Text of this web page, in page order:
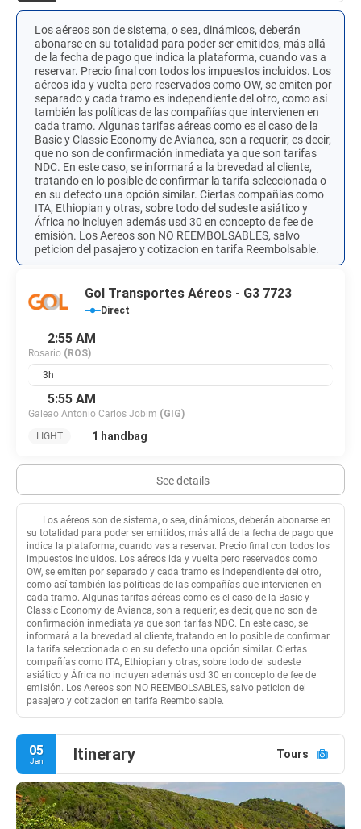
Los aéreos son de sistema, o sea, dinámicos, deberán
abonarse en su totalidad para poder ser emitidos, más allá
de la fecha de pago que indica la plataforma, cuando vas a
reservar.​ Precio final con todos los impuestos incluidos. Los
aéreos ida y vuelta pero reservados como OW, se emiten por
separado y cada tramo es independiente del otro, como así
también las políticas de las compañías que intervienen en
cada tramo. Algunas tarifas aéreas como es el caso de la
Basic y Classic Economy de Avianca, son a requerir, es decir,
que no son de confirmación inmediata ya que son tarifas
NDC. En este caso, se informará a la brevedad al cliente,
tratando en lo posible de confirmar la tarifa seleccionada o
en su defecto una opción similar. Ciertas compañías como
ITA, Ethiopian y otras, sobre todo del sudeste asiático y
África no incluyen además usd 30 en concepto de fee de
emisión. Los Aereos son NO REEMBOLSABLES, salvo
peticion del pasajero y cotizacion en tarifa Reembolsable.
Gol Transportes Aéreos - G3 7723
Direct
2:55 AM
Rosario (ROS)
3h
5:55 AM
Galeao Antonio Carlos Jobim (GIG)
LIGHT
1 handbag
See details
Los aéreos son de sistema, o sea, dinámicos, deberán abonarse en
su totalidad para poder ser emitidos, más allá de la fecha de pago que
indica la plataforma, cuando vas a reservar.​ Precio final con todos los
impuestos incluidos. Los aéreos ida y vuelta pero reservados como
OW, se emiten por separado y cada tramo es independiente del otro,
como así también las políticas de las compañías que intervienen en
cada tramo. Algunas tarifas aéreas como es el caso de la Basic y
Classic Economy de Avianca, son a requerir, es decir, que no son de
confirmación inmediata ya que son tarifas NDC. En este caso, se
informará a la brevedad al cliente, tratando en lo posible de confirmar
la tarifa seleccionada o en su defecto una opción similar. Ciertas
compañías como ITA, Ethiopian y otras, sobre todo del sudeste
asiático y África no incluyen además usd 30 en concepto de fee de
emisión. Los Aereos son NO REEMBOLSABLES, salvo peticion del
pasajero y cotizacion en tarifa Reembolsable.
05
Jan Itinerary Tours